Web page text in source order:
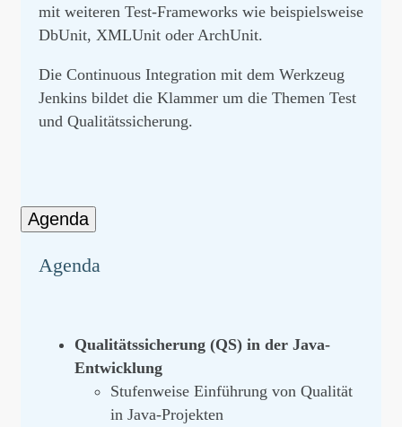
mit weiteren Test-Frameworks wie beispielsweise
DbUnit, XMLUnit oder ArchUnit.
Die Continuous Integration mit dem Werkzeug
Jenkins bildet die Klammer um die Themen Test
und Qualitätssicherung.
Agenda
Agenda
Qualitätssicherung (QS) in der Java-
Entwicklung
Stufenweise Einführung von Qualität
in Java-Projekten